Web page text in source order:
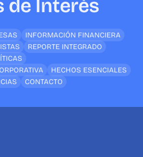
de Interés
INFORMACIÓN FINANCIERA
REPORTE INTEGRADO
HECHOS ESENCIALES
CONTACTO